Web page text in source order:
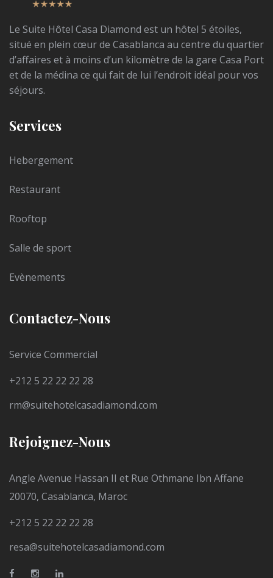
Le Suite Hôtel Casa Diamond est un hôtel 5 étoiles,
situé en plein cœur de Casablanca au centre du quartier
d’affaires et à moins d’un kilomètre de la gare Casa Port
et de la médina ce qui fait de lui l’endroit idéal pour vos
séjours.
Services
Hebergement
Restaurant
Rooftop
Salle de sport
Evènements
Contactez-Nous
Service Commercial
+212 5 22 22 22 28
rm@suitehotelcasadiamond.com
Rejoignez-Nous
Angle Avenue Hassan II et Rue Othmane Ibn Affane
20070, Casablanca, Maroc
+212 5 22 22 22 28
resa@suitehotelcasadiamond.com